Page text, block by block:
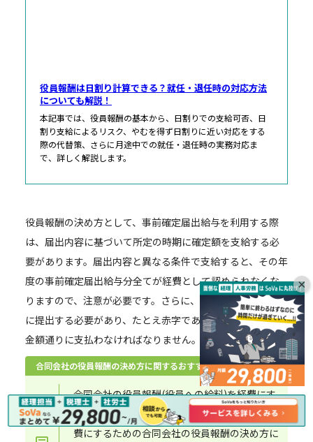
役員報酬は日割り計算できる？就任・退任時の対応方法
についても解説！
本記事では、役員報酬の基本から、日割りでの支給可否、日
割り支給によるリスク、やむを得ず日割りに近い対応をする
際の代替策、さらに月途中での就任・退任時の実務対応ま
で、詳しく解説します。
役員報酬の決め方として、事前確定届出給与を利用する際
は、届出内容に基づいて所定の時期に確定額を支給する必
要があります。届出内容と異なる条件で支給すると、その年
度の事前確定届出給与分全てが経費として認められなくな
りますので、注意が必要です。さらに、届出は事業年度ごと
に提出する必要があり、たとえ赤字であっても、決められた
金額通りに支払わなければなりません。
合同会社の役員報酬の決め方に関するおすすめ記事
合同会社の役員報酬(役員への給料)を経費にす
るためにはいくつかの支払方法があります。経
費にするための合同会社の役員報酬の決め方に
×